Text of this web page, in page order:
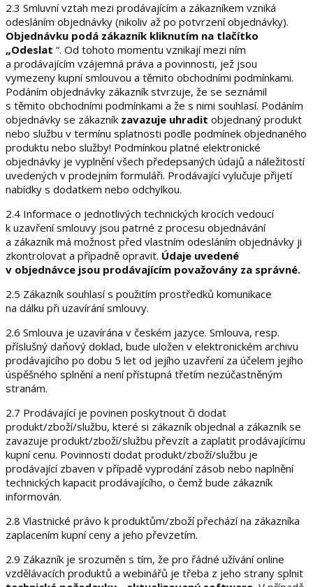
2.3 Smluvní vztah mezi prodávajícím a zákazníkem vzniká
odesláním objednávky (nikoliv až po potvrzení objednávky).
Objednávku podá zákazník kliknutím na tlačítko
„Odeslat “. Od tohoto momentu vznikají mezi ním
a prodávajícím vzájemná práva a povinnosti, jež jsou
vymezeny kupní smlouvou a těmito obchodními podmínkami.
Podáním objednávky zákazník stvrzuje, že se seznámil
s těmito obchodními podmínkami a že s nimi souhlasí. Podáním
objednávky se zákazník zavazuje uhradit objednaný produkt
nebo službu v termínu splatnosti podle podmínek objednaného
produktu nebo služby! Podmínkou platné elektronické
objednávky je vyplnění všech předepsaných údajů a náležitostí
uvedených v prodejním formuláři. Prodávající vylučuje přijetí
nabídky s dodatkem nebo odchylkou.
2.4 Informace o jednotlivých technických krocích vedoucí
k uzavření smlouvy jsou patrné z procesu objednávání
a zákazník má možnost před vlastním odesláním objednávky ji
zkontrolovat a případně opravit. Údaje uvedené
v objednávce jsou prodávajícím považovány za správné.
2.5 Zákazník souhlasí s použitím prostředků komunikace
na dálku při uzavírání smlouvy.
2.6 Smlouva je uzavírána v českém jazyce. Smlouva, resp.
příslušný daňový doklad, bude uložen v elektronickém archivu
prodávajícího po dobu 5 let od jejího uzavření za účelem jejího
úspěšného splnění a není přístupná třetím nezúčastněným
stranám.
2.7 Prodávající je povinen poskytnout či dodat
produkt/zboží/službu, které si zákazník objednal a zákazník se
zavazuje produkt/zboží/službu převzít a zaplatit prodávajícímu
kupní cenu. Povinnosti dodat produkt/zboží/službu je
prodávající zbaven v případě vyprodání zásob nebo naplnění
technických kapacit prodávajícího, o čemž bude zákazník
informován.
2.8 Vlastnické právo k produktům/zboží přechází na zákazníka
zaplacením kupní ceny a jeho převzetím.
2.9 Zákazník je srozuměn s tím, že pro řádné užívání online
vzdělávacích produktů a webinářů je třeba z jeho strany splnit